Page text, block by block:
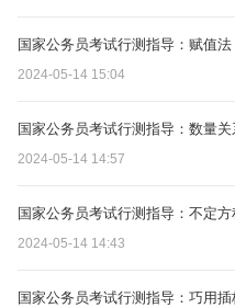
国家公务员考试行测指导：赋值法
2024-05-14 15:04
国家公务员考试行测指导：数量
2024-05-14 14:57
国家公务员考试行测指导：不定
2024-05-14 14:43
国家公务员考试行测指导：巧用